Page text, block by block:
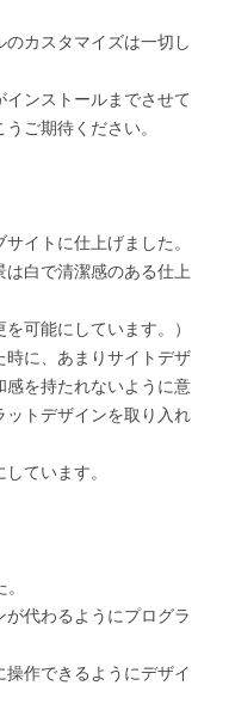
カスタマイズは一切し
ンストールまでさせて
ご期待ください。
イトに仕上げました。
は白で清潔感のある仕上
可能にしています。）
時に、あまりサイトデザ
感を持たれないように意
トデザインを取り入れ
ています。
が代わるようにプログラ
操作できるようにデザイ